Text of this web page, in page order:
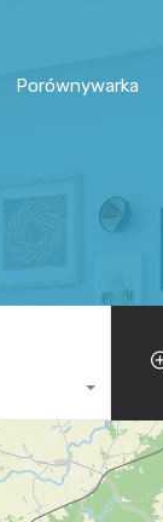
Porównywarka